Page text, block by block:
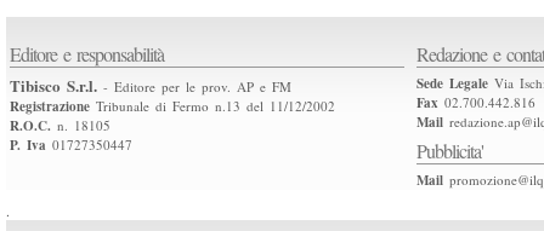
Editore e responsabilità
Tibisco S.r.l. - Editore per le prov. AP e FM
Registrazione Tribunale di Fermo n.13 del 11/12/2002
R.O.C. n. 18105
P. Iva 01727350447
Redazione e
Sede Legale Via
Fax 02.700.442.816
Mail
Pubblicita'
Mail
.